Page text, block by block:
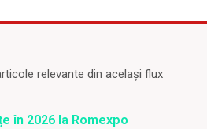
relevante din același flux
în 2026 la Romexpo